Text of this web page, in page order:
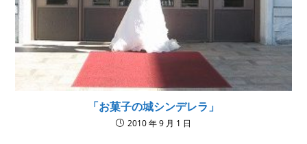
「お菓子の城シンデレラ」
2010 年 9 月 1 日